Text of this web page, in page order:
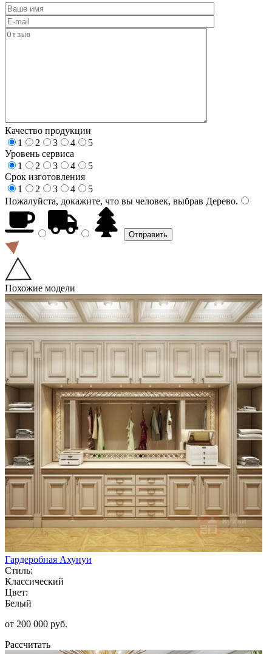
Качество продукции
1
2 3 4
5
Уровень сервиса
1
2 3 4
5
Срок изготовления
1
2 3 4
5
Пожалуйста, докажите, что вы человек, выбрав Дерево.
Похожие модели
Гардеробная Ахунуи
Стиль:
Классический
Цвет:
Белый
от 200 000 руб.
Рассчитать